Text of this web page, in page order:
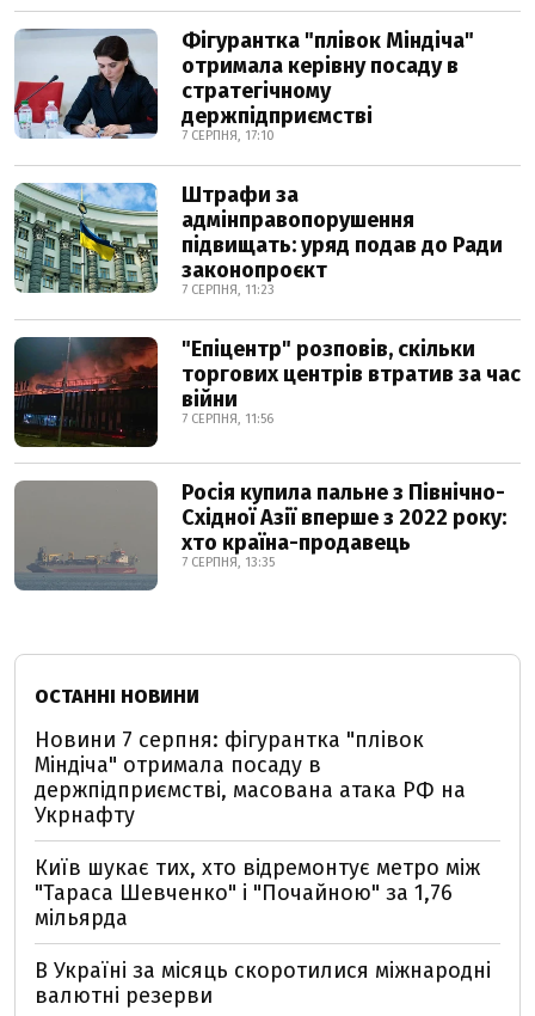
Фігурантка "плівок Міндіча"
отримала керівну посаду в
стратегічному
держпідприємстві
7 СЕРПНЯ, 17:10
Штрафи за
адмінправопорушення
підвищать: уряд подав до Ради
законопроєкт
7 СЕРПНЯ, 11:23
"Епіцентр" розповів, скільки
торгових центрів втратив за час
війни
7 СЕРПНЯ, 11:56
Росія купила пальне з Північно-
Східної Азії вперше з 2022 року:
хто країна-продавець
7 СЕРПНЯ, 13:35
ОСТАННІ НОВИНИ
Новини 7 серпня: фігурантка "плівок
Міндіча" отримала посаду в
держпідприємстві, масована атака РФ на
Укрнафту
Київ шукає тих, хто відремонтує метро між
"Тараса Шевченко" і "Почайною" за 1,76
мільярда
В Україні за місяць скоротилися міжнародні
валютні резерви